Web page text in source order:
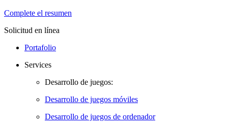
Complete el resumen
Solicitud en línea
Portafolio
Services
Desarrollo de juegos:
Desarrollo de juegos móviles
Desarrollo de juegos de ordenador